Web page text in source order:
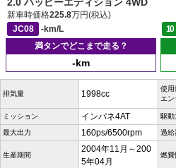
2.0 ハッピーエディション 4WD
新車時価格225.8万円(税込)
JC08
-km/L 10
満タンでどこまで走る？
-km
排気量 1998cc
使用
エン
ミッション インパネ4AT 駆動
最大出力 160ps/6500rpm 過給
生産期間
2004年11月～200
5年04月
燃費